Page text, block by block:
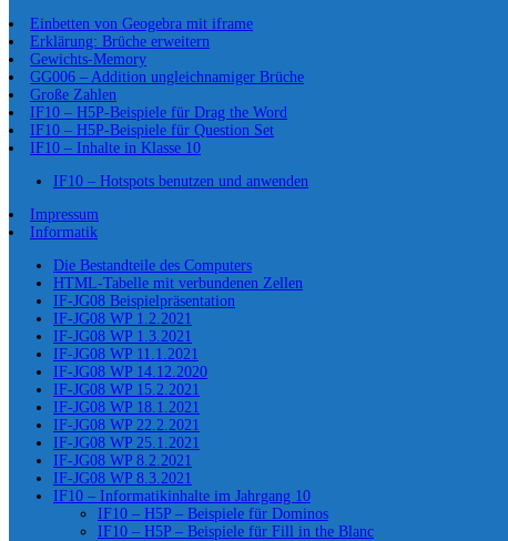
Einbetten von Geogebra mit iframe
Erklärung: Brüche erweitern
Gewichts-Memory
GG006 – Addition ungleichnamiger Brüche
Große Zahlen
IF10 – H5P-Beispiele für Drag the Word
IF10 – H5P-Beispiele für Question Set
IF10 – Inhalte in Klasse 10
IF10 – Hotspots benutzen und anwenden
Impressum
Informatik
Die Bestandteile des Computers
HTML-Tabelle mit verbundenen Zellen
IF-JG08 Beispielpräsentation
IF-JG08 WP 1.2.2021
IF-JG08 WP 1.3.2021
IF-JG08 WP 11.1.2021
IF-JG08 WP 14.12.2020
IF-JG08 WP 15.2.2021
IF-JG08 WP 18.1.2021
IF-JG08 WP 22.2.2021
IF-JG08 WP 25.1.2021
IF-JG08 WP 8.2.2021
IF-JG08 WP 8.3.2021
IF10 – Informatikinhalte im Jahrgang 10
IF10 – H5P – Beispiele für Dominos
IF10 – H5P – Beispiele für Fill in the Blanc